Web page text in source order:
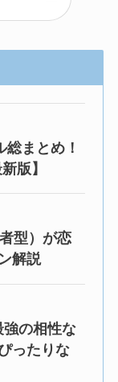
まとめ！
版】
型）が恋
解説
の相性な
ったりな